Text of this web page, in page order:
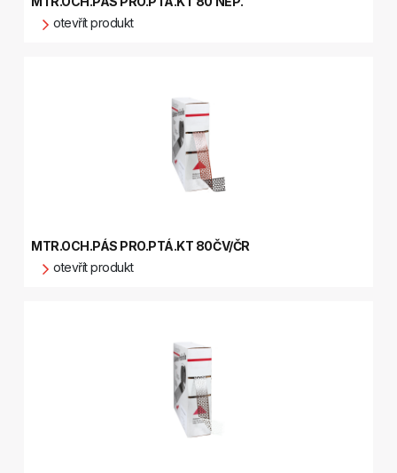
otevřít produkt
MTR.OCH.PÁS PRO.PTÁ.KT 80ČV/ČR
otevřít produkt